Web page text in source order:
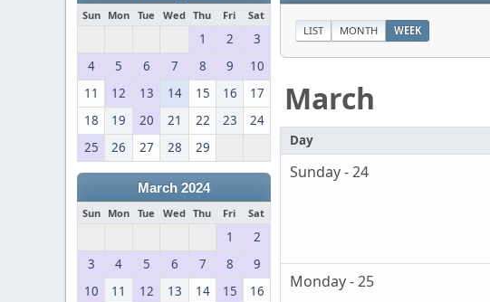
Sun Mon Tue Wed Thu Fri Sat
1 2
3
4
5 6 7 8 9
10
11
12 13 14 15 16
17
18
19 20 21 22 23
24
25
26 27 28 29
March 2024
Sun Mon Tue Wed Thu Fri Sat
1
2
3
4 5 6 7 8
9
10
11 12 13 14 15
16
LIST MONTH WEEK
March
Day
Sunday - 24
Monday - 25